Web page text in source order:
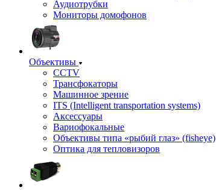
Аудиотрубки
Мониторы домофонов
Объективы
CCTV
Трансфокаторы
Машинное зрение
ITS (Intelligent transportation systems)
Аксессуары
Вариофокальные
Объективы типа «рыбий глаз» (fisheye)
Оптика для тепловизоров